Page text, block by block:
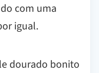
com uma
igual.
dourado bonito